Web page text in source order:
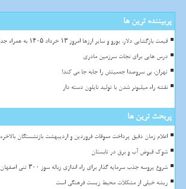
پربیننده ترین ها
قیمت بازگشایی دلار، یورو و سایر ارزها امروز ۱۳ خرداد ۱۴۰۵ به همراه جدول
درس هایی برای نجات سرزمین مادری
تهران، بی سروصدا جمعیتش را جابه جا می کند!
نقشه راه میلیونر شدن با تولید نایلون دسته دار
پربحث ترین ها
اعلام زمان دقیق پرداخت معوقات فروردین و اردیبهشت بازنشستگان بالاخره
شوک قبوض آب و برق در تابستان
شروع پروسه جذب سرمایه گذار برای راه اندازی زباله سوز ۳۰۰ تنی اصفهان
ریشه خیلی از مشکلات محیط زیست فرهنگی است